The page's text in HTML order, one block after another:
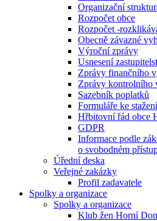
Organizační
Rozpočet obce
Rozpočet -
Obecně závazné
Výroční zprávy
Usnesení
Zprávy finančního
Zprávy kontrolního
Sazebník poplatků
Formuláře ke stažení
Hřbitovní řád obce
GDPR
Informace podle
o svobodném
Úřední deska
Veřejné zakázky
Profil zadavatele
Spolky a organizace
Spolky a organizace
Klub žen Horní